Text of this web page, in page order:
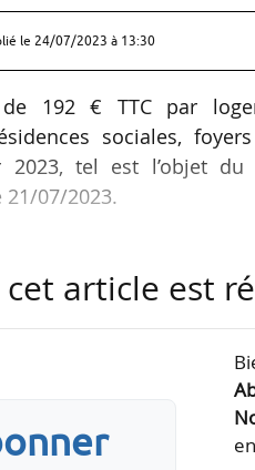
le 24/07/2023 à 13:30
192 € TTC par
sociales,
tel est l’objet du
07/2023.
de résidences
doivent adresser leur
agissant pour son
cet article est